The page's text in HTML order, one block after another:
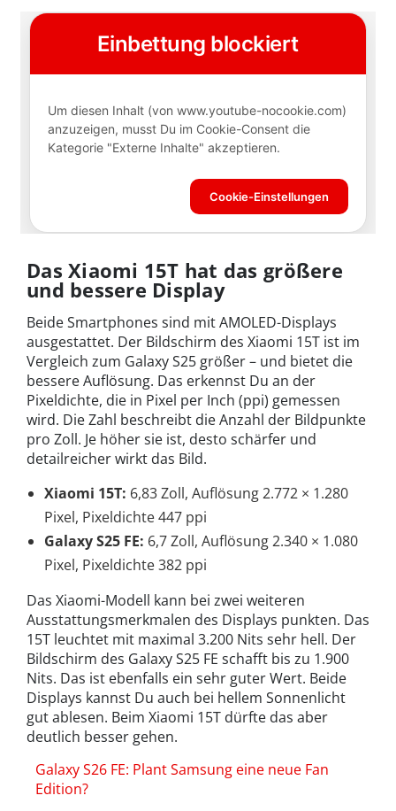
Das Xiaomi 15T hat das größere
und bessere Display
Beide Smartphones sind mit AMOLED-Displays
ausgestattet. Der Bildschirm des Xiaomi 15T ist im
Vergleich zum Galaxy S25 größer – und bietet die
bessere Auflösung. Das erkennst Du an der
Pixeldichte, die in Pixel per Inch (ppi) gemessen
wird. Die Zahl beschreibt die Anzahl der Bildpunkte
pro Zoll. Je höher sie ist, desto schärfer und
detailreicher wirkt das Bild.
Xiaomi 15T: 6,83 Zoll, Auflösung 2.772 × 1.280
Pixel, Pixeldichte 447 ppi
Galaxy S25 FE: 6,7 Zoll, Auflösung 2.340 × 1.080
Pixel, Pixeldichte 382 ppi
Das Xiaomi-Modell kann bei zwei weiteren
Ausstattungsmerkmalen des Displays punkten. Das
15T leuchtet mit maximal 3.200 Nits sehr hell. Der
Bildschirm des Galaxy S25 FE schafft bis zu 1.900
Nits. Das ist ebenfalls ein sehr guter Wert. Beide
Displays kannst Du auch bei hellem Sonnenlicht
gut ablesen. Beim Xiaomi 15T dürfte das aber
deutlich besser gehen.
Galaxy S26 FE: Plant Samsung eine neue Fan
Edition?